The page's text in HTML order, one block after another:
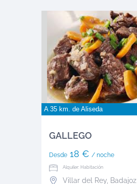
A 35 km. de Aliseda
GALLEGO
Desde18 € / noche
Alquiler: Habitación
Villar del Rey, Badajoz